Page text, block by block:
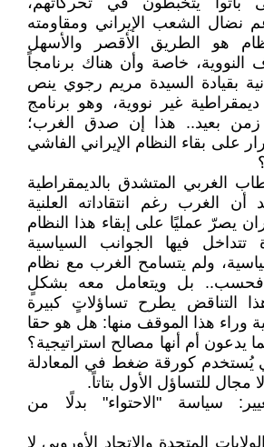
نضال الشعب الإيراني ومقاومته
هو الطريق الأقصر والأسهل
خاصة وأن هناك برنامجاً
بقيادة السيدة مريم رجوي ينص
غير نووية، وهو برنامج
زمن بعيد.. هذا إن صدق الغرب؛
على بقاء النظام الإيراني الفاشي
الغربي المتشدق بالديمقراطية
الغرب رغم انتقاداته العلنية
يصرّ عمليًا على إبقاء هذا النظام
فيها الجوانب السياسية
ولم يتسامح الغرب مع نظام
فحسب.. بل ويتعامل معه بشكلٍ
التناقض يطرح تساؤلاتٍ كبيرة
وراء هذا الموقف منها: هل هو حقا
أم أنها مصالح استراتيجية؟
يُستخدم كورقة ضغط في المعادلة
مجال للتساؤل الأول بتاتاً.
سياسة "الاحتواء" بدلًا من
المتحدة والاتحاد الأوروبي لا